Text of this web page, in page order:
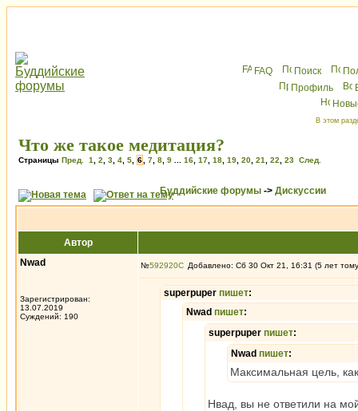
FAQ Поиск
Профиль
В этом
Что же такое медитация?
Страницы Пред. 1 2 3 4 5 6 7 8 9 16 17 18 19 20 21 22 23 След.
Буддийские форумы -> Дискуссии
Автор
Nwad
Зарегистрирован:
13.07.2019
Суждений: 190
№592920 Добавлено: Сб 30 Окт 21, 16:31 (5 лет
superpuper пишет:
Nwad пишет:
superpuper пишет:
Nwad пишет:
Максимальная цель,
Нвад, вы не ответили на